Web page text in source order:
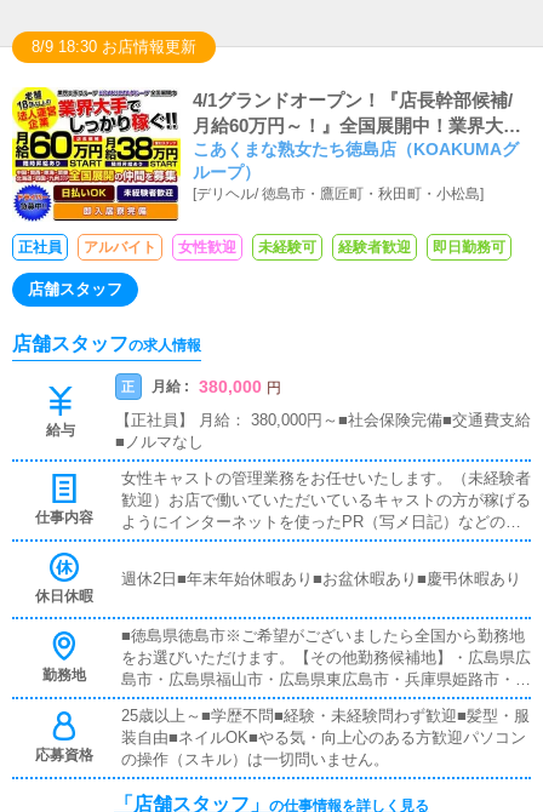
8/9 18:30 お店情報更新
4/1グランドオープン！『店長幹部候補/
月給60万円～！』全国展開中！業界大
手！全額日払い可＆即入居可能な社員寮
あり
こあくまな熟女たち徳島店（KOAKUMAグ
ループ）
[デリヘル/徳島市・鷹匠町・秋田町・小松島]
正社員 アルバイト 女性歓迎 未経験可 経験者歓迎 即日勤務可
店舗スタッフ
店舗スタッフの求人情報
給与
正 月給 : 380,000 円
【正社員】 月給： 380,000円～■社会保険完備■交通費支給
■ノルマなし
仕事内容
女性キャストの管理業務をお任せいたします。（未経験者
歓迎）お店で働いていただいているキャストの方が稼げる
ようにインターネットを使ったPR（写メ日記）などの使
い方などのアドバイスを行っていただきます同業他店のよ
フは致しません。
休日休暇
週休2日■年末年始休暇あり■お盆休暇あり■慶弔休暇あり
勤務地
■徳島県徳島市※ご希望がございましたら全国から勤務地
をお選びいただけます。【その他勤務候補地】・広島県広
島市・広島県福山市・広島県東広島市・兵庫県姫路市・兵
庫県明石市・岡山県岡山市・香川県高松市・香川県善通寺
市・山口県周南市・東京都台東区鶯谷・神奈川県厚木市本
厚木・福岡県福岡市小倉北区・埼玉県川口市西川口※特に
『どこでも大丈夫』な方は優遇いたします。
応募資格
25歳以上～■学歴不問■経験・未経験問わず歓迎■髪型・服
装自由■ネイルOK■やる気・向上心のある方歓迎パソコン
の操作（スキル）は一切問いません。
「店舗スタッフ」 の仕事情報を詳しく見る